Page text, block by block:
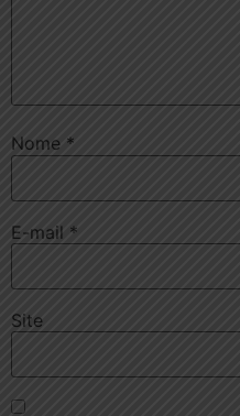
Nome *
E-mail *
Site